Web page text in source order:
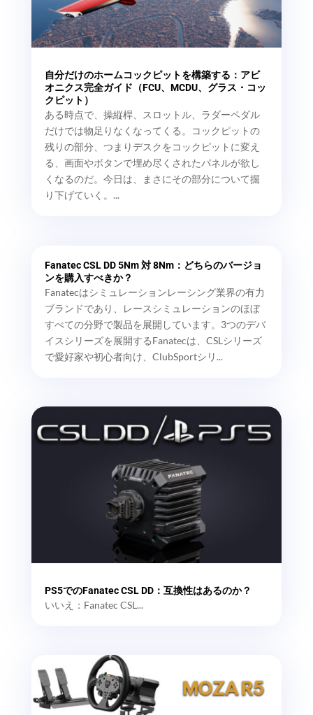
自分だけのホームコックピットを構築する：アビ
オニクス完全ガイド（FCU、MCDU、グラス・コッ
クピット）
ある時点で、操縦桿、スロットル、ラダーペダル
だけでは物足りなくなってくる。コックピットの
残りの部分、つまりデスクをコックピットに変え
る、画面やボタンで埋め尽くされたパネルが欲し
くなるのだ。今日は、まさにその部分について掘
り下げていく。...
Fanatec CSL DD 5Nm 対 8Nm：どちらのバージョ
ンを購入すべきか？
Fanatecはシミュレーションレーシング業界の有力
ブランドであり、レースシミュレーションのほぼ
すべての分野で製品を展開しています。3つのデバ
イスシリーズを展開するFanatecは、CSLシリーズ
で愛好家や初心者向け、ClubSportシリ...
PS5でのFanatec CSL DD：互換性はあるのか？
いいえ：Fanatec CSL...